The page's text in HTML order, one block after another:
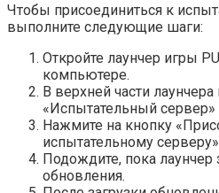
Чтобы присоединиться к
выполните следующие шаги:
Откройте лаунчер игры
компьютере.
В верхней части
«Испытательный
Нажмите на кнопку
испытательному
Подождите, пока лаунчер
обновления.